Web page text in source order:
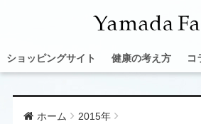
ショッピングサイト 健康の考え方 コ
ホーム 2015年